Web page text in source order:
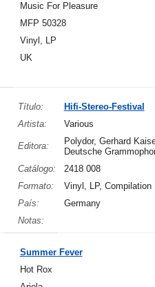
Music For Pleasure
MFP 50328
Vinyl, LP
UK
Título:
Hifi-Stereo-Festival
Artista:
Various
Editora:
Polydor, Gerhard
Deutsche
Catálogo:
2418 008
Formato:
Vinyl, LP, Compilation
País:
Germany
Notas:
Summer Fever
Hot Rox